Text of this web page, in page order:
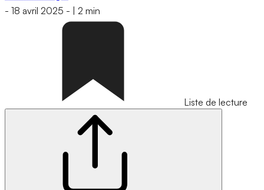
- 18 avril 2025 - 2 min
Liste de lecture